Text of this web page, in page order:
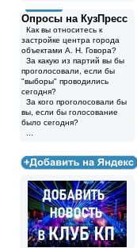
Опросы на КузПресс
Как вы относитесь к
застройке центра города
объектами А. Н. Говора?
За какую из партий вы бы
проголосовали, если бы
"выборы" проводились
сегодня?
За кого проголосовали бы
вы, если бы голосование
было сегодня?